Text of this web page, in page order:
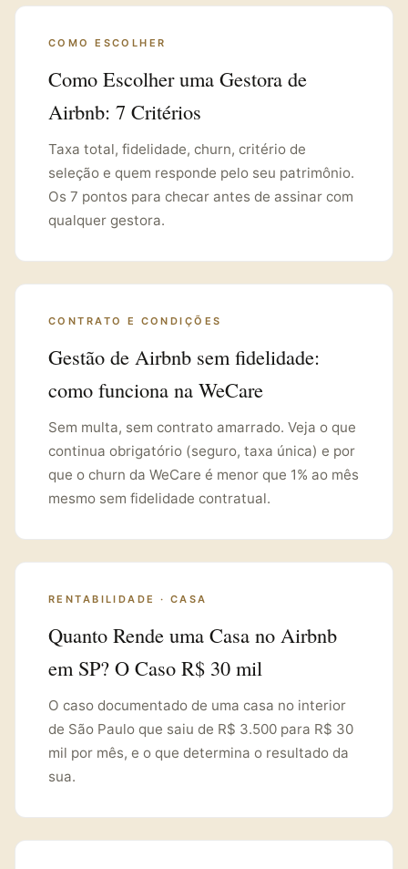
COMO ESCOLHER
Como Escolher uma Gestora de
Airbnb: 7 Critérios
Taxa total, fidelidade, churn, critério de
seleção e quem responde pelo seu patrimônio.
Os 7 pontos para checar antes de assinar com
qualquer gestora.
CONTRATO E CONDIÇÕES
Gestão de Airbnb sem fidelidade:
como funciona na WeCare
Sem multa, sem contrato amarrado. Veja o que
continua obrigatório (seguro, taxa única) e por
que o churn da WeCare é menor que 1% ao mês
mesmo sem fidelidade contratual.
RENTABILIDADE · CASA
Quanto Rende uma Casa no Airbnb
em SP? O Caso R$ 30 mil
O caso documentado de uma casa no interior
de São Paulo que saiu de R$ 3.500 para R$ 30
mil por mês, e o que determina o resultado da
sua.